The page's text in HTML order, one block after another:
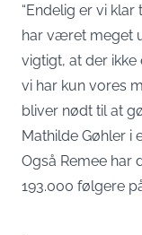
“Endelig er vi
har været meget
vigtigt, at der
vi har kun vores
bliver nødt til at
Mathilde Gøhler i
Også Remee har
193.000 følgere